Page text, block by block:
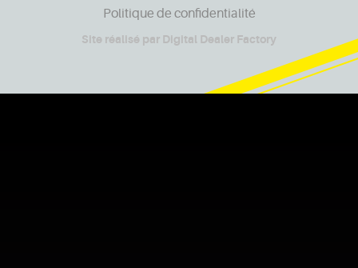
Politique de confidentialité
Site réalisé par Digital Dealer Factory